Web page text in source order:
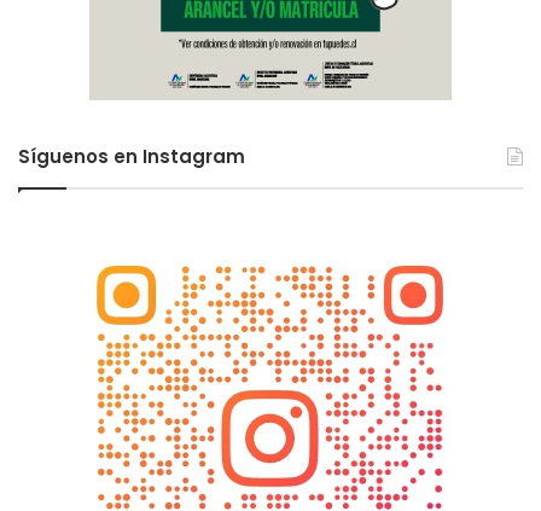
Síguenos en Instagram